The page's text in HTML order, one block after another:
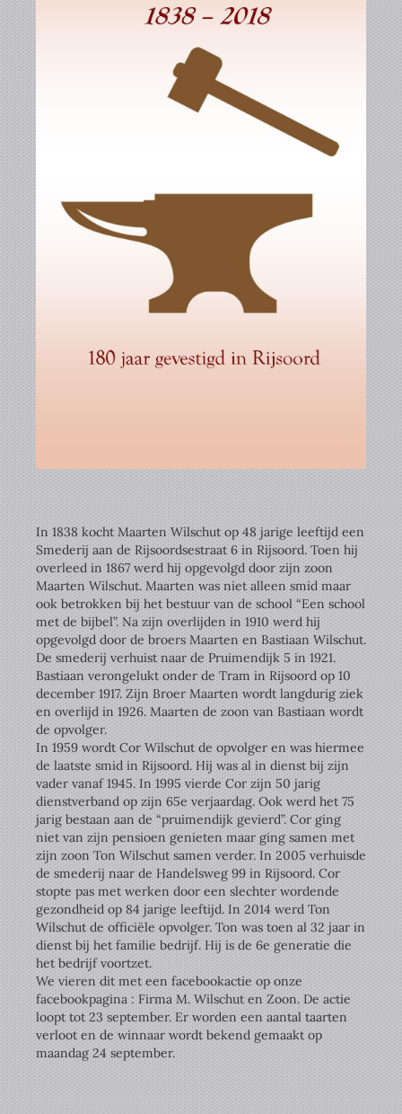
In 1838 kocht Maarten Wilschut op 48 jarige leeftijd een
Smederij aan de Rijsoordsestraat 6 in Rijsoord. Toen hij
overleed in 1867 werd hij opgevolgd door zijn zoon
Maarten Wilschut. Maarten was niet alleen smid maar
ook betrokken bij het bestuur van de school “Een school
met de bijbel”. Na zijn overlijden in 1910 werd hij
opgevolgd door de broers Maarten en Bastiaan Wilschut.
De smederij verhuist naar de Pruimendijk 5 in 1921.
Bastiaan verongelukt onder de Tram in Rijsoord op 10
december 1917. Zijn Broer Maarten wordt langdurig ziek
en overlijd in 1926. Maarten de zoon van Bastiaan wordt
de opvolger.
In 1959 wordt Cor Wilschut de opvolger en was hiermee
de laatste smid in Rijsoord. Hij was al in dienst bij zijn
vader vanaf 1945. In 1995 vierde Cor zijn 50 jarig
dienstverband op zijn 65e verjaardag. Ook werd het 75
jarig bestaan aan de “pruimendijk gevierd”. Cor ging
niet van zijn pensioen genieten maar ging samen met
zijn zoon Ton Wilschut samen verder. In 2005 verhuisde
de smederij naar de Handelsweg 99 in Rijsoord. Cor
stopte pas met werken door een slechter wordende
gezondheid op 84 jarige leeftijd. In 2014 werd Ton
Wilschut de officiële opvolger. Ton was toen al 32 jaar in
dienst bij het familie bedrijf. Hij is de 6e generatie die
het bedrijf voortzet.
We vieren dit met een facebookactie op onze
facebookpagina : Firma M. Wilschut en Zoon. De actie
loopt tot 23 september. Er worden een aantal taarten
verloot en de winnaar wordt bekend gemaakt op
maandag 24 september.